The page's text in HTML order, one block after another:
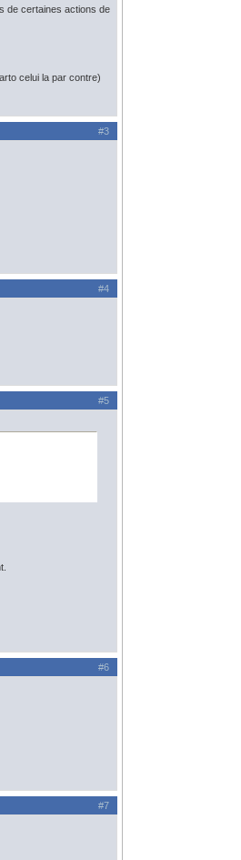
de certaines actions de
celui la par contre)
#3
#4
#5
#6
#7